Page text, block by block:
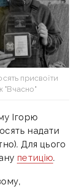
присвоїти
"Вчасно"
Ігорю
надати
Для цього
петицію.